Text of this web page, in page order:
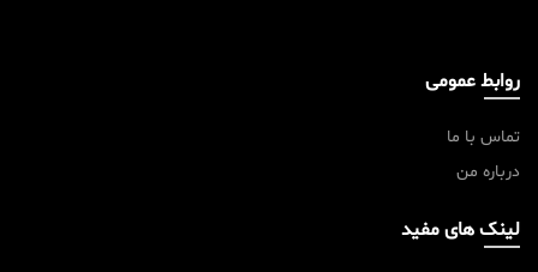
روابط عمومی
تماس با ما
درباره من
لینک های مفید